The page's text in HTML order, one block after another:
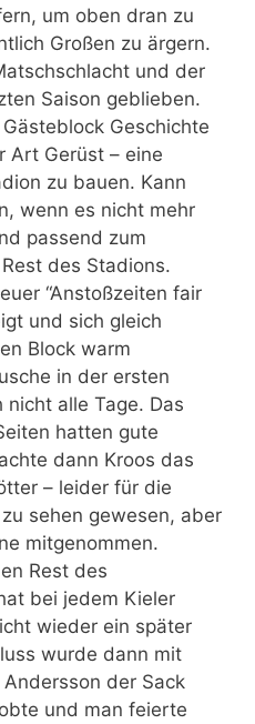
um oben dran zu
Großen zu ärgern.
und der
Saison geblieben.
Geschichte
Art Gerüst – eine
zu bauen. Kann
wenn es nicht mehr
passend zum
des Stadions.
“Anstoßzeiten fair
und sich gleich
Block warm
in der ersten
alle Tage. Das
hatten gute
dann Kroos das
– leider für die
sehen gewesen, aber
mitgenommen.
Rest des
bei jedem Kieler
wieder ein später
wurde dann mit
der Sack
und man feierte